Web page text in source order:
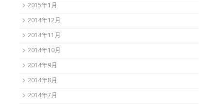
2015年1月
2014年12月
2014年11月
2014年10月
2014年9月
2014年8月
2014年7月